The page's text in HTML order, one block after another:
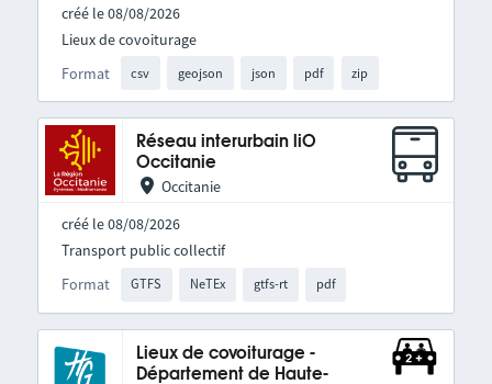
créé le 08/08/2026
Format csv geojson json pdf zip
Lieux de covoiturage
Réseau interurbain liO
Occitanie
Occitanie
créé le 08/08/2026
Format GTFS NeTEx gtfs-rt pdf
Transport public collectif
Lieux de covoiturage -
Département de Haute-